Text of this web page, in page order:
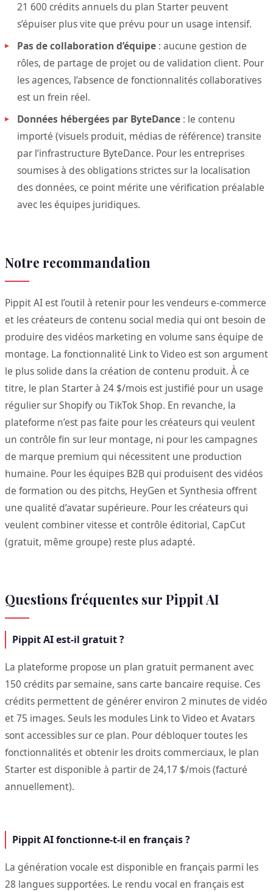
21 600 crédits annuels du plan Starter peuvent
s’épuiser plus vite que prévu pour un usage intensif.
Pas de collaboration d’équipe : aucune gestion de
rôles, de partage de projet ou de validation client. Pour
les agences, l’absence de fonctionnalités collaboratives
est un frein réel.
Données hébergées par ByteDance : le contenu
importé (visuels produit, médias de référence) transite
par l’infrastructure ByteDance. Pour les entreprises
soumises à des obligations strictes sur la localisation
des données, ce point mérite une vérification préalable
avec les équipes juridiques.
Notre recommandation
Pippit AI est l’outil à retenir pour les vendeurs e-commerce
et les créateurs de contenu social media qui ont besoin de
produire des vidéos marketing en volume sans équipe de
montage. La fonctionnalité Link to Video est son argument
le plus solide dans la création de contenu produit. À ce
titre, le plan Starter à 24 $/mois est justifié pour un usage
régulier sur Shopify ou TikTok Shop. En revanche, la
plateforme n’est pas faite pour les créateurs qui veulent
un contrôle fin sur leur montage, ni pour les campagnes
de marque premium qui nécessitent une production
humaine. Pour les équipes B2B qui produisent des vidéos
de formation ou des pitchs, HeyGen et Synthesia offrent
une qualité d’avatar supérieure. Pour les créateurs qui
veulent combiner vitesse et contrôle éditorial, CapCut
(gratuit, même groupe) reste plus adapté.
Questions fréquentes sur Pippit AI
Pippit AI est-il gratuit ?
La plateforme propose un plan gratuit permanent avec
150 crédits par semaine, sans carte bancaire requise. Ces
crédits permettent de générer environ 2 minutes de vidéo
et 75 images. Seuls les modules Link to Video et Avatars
sont accessibles sur ce plan. Pour débloquer toutes les
fonctionnalités et obtenir les droits commerciaux, le plan
Starter est disponible à partir de 24,17 $/mois (facturé
annuellement).
Pippit AI fonctionne-t-il en français ?
La génération vocale est disponible en français parmi les
28 langues supportées. Le rendu vocal en français est